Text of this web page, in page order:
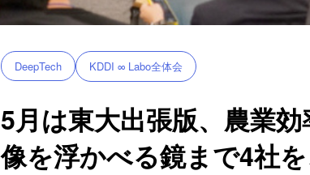
DeepTech KDDI ∞ Labo全体会
5月は東大出張版、農業
像を浮かべる鏡まで4社